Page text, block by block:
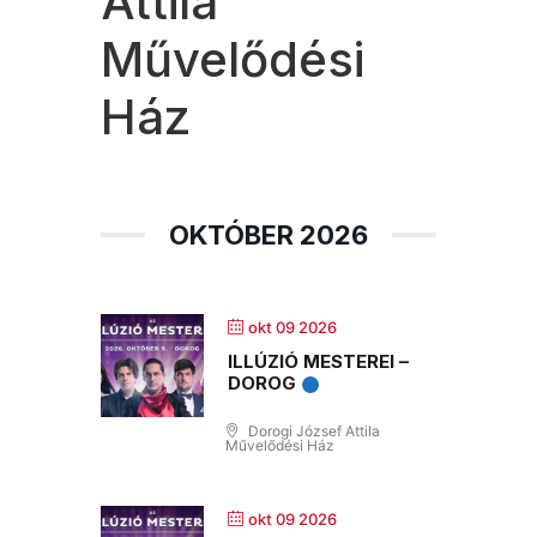
Művelődési
Ház
OKTÓBER 2026
okt 09 2026
ILLÚZIÓ MESTEREI –
DOROG
Dorogi József Attila
Művelődési Ház
okt 09 2026